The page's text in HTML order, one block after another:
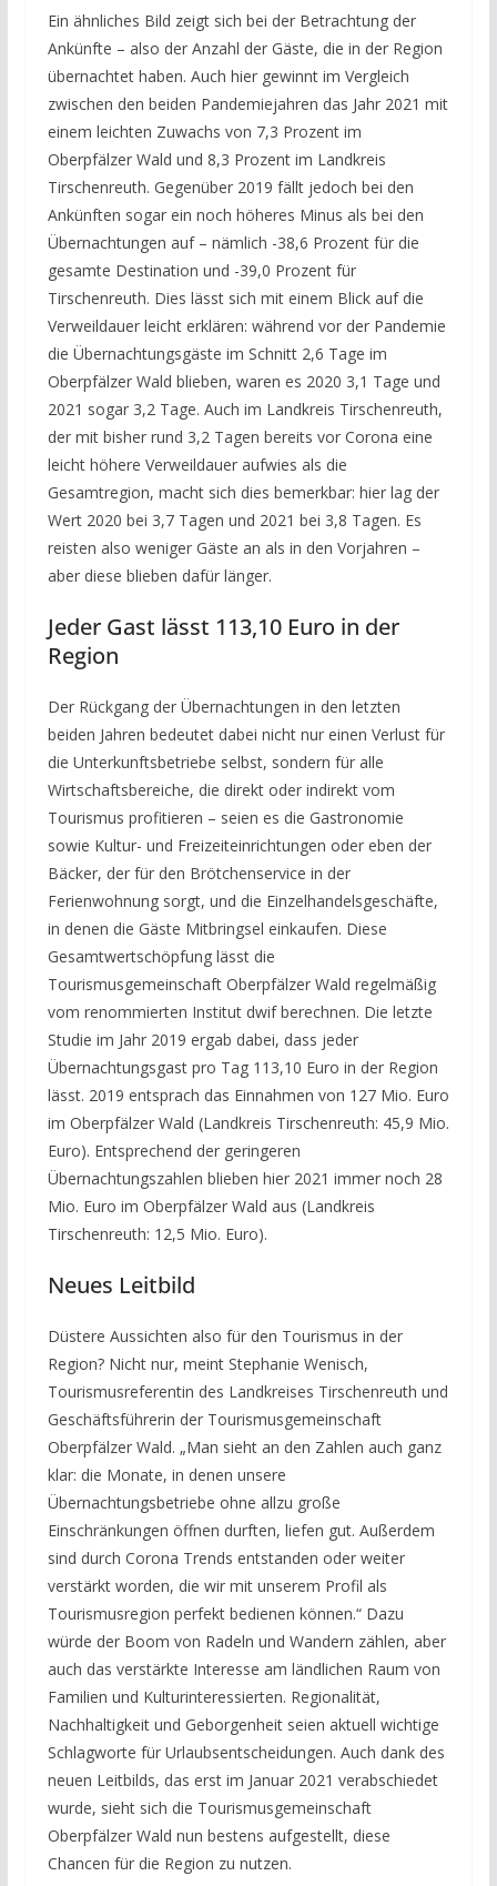
Ein ähnliches Bild zeigt sich bei der Betrachtung der
Ankünfte – also der Anzahl der Gäste, die in der Region
übernachtet haben. Auch hier gewinnt im Vergleich
zwischen den beiden Pandemiejahren das Jahr 2021 mit
einem leichten Zuwachs von 7,3 Prozent im
Oberpfälzer Wald und 8,3 Prozent im Landkreis
Tirschenreuth. Gegenüber 2019 fällt jedoch bei den
Ankünften sogar ein noch höheres Minus als bei den
Übernachtungen auf – nämlich -38,6 Prozent für die
gesamte Destination und -39,0 Prozent für
Tirschenreuth. Dies lässt sich mit einem Blick auf die
Verweildauer leicht erklären: während vor der Pandemie
die Übernachtungsgäste im Schnitt 2,6 Tage im
Oberpfälzer Wald blieben, waren es 2020 3,1 Tage und
2021 sogar 3,2 Tage. Auch im Landkreis Tirschenreuth,
der mit bisher rund 3,2 Tagen bereits vor Corona eine
leicht höhere Verweildauer aufwies als die
Gesamtregion, macht sich dies bemerkbar: hier lag der
Wert 2020 bei 3,7 Tagen und 2021 bei 3,8 Tagen. Es
reisten also weniger Gäste an als in den Vorjahren –
aber diese blieben dafür länger.
Jeder Gast lässt 113,10 Euro in der
Region
Der Rückgang der Übernachtungen in den letzten
beiden Jahren bedeutet dabei nicht nur einen Verlust für
die Unterkunftsbetriebe selbst, sondern für alle
Wirtschaftsbereiche, die direkt oder indirekt vom
Tourismus profitieren – seien es die Gastronomie
sowie Kultur- und Freizeiteinrichtungen oder eben der
Bäcker, der für den Brötchenservice in der
Ferienwohnung sorgt, und die Einzelhandelsgeschäfte,
in denen die Gäste Mitbringsel einkaufen. Diese
Gesamtwertschöpfung lässt die
Tourismusgemeinschaft Oberpfälzer Wald regelmäßig
vom renommierten Institut dwif berechnen. Die letzte
Studie im Jahr 2019 ergab dabei, dass jeder
Übernachtungsgast pro Tag 113,10 Euro in der Region
lässt. 2019 entsprach das Einnahmen von 127 Mio. Euro
im Oberpfälzer Wald (Landkreis Tirschenreuth: 45,9 Mio.
Euro). Entsprechend der geringeren
Übernachtungszahlen blieben hier 2021 immer noch 28
Mio. Euro im Oberpfälzer Wald aus (Landkreis
Tirschenreuth: 12,5 Mio. Euro).
Neues Leitbild
Düstere Aussichten also für den Tourismus in der
Region? Nicht nur, meint Stephanie Wenisch,
Tourismusreferentin des Landkreises Tirschenreuth und
Geschäftsführerin der Tourismusgemeinschaft
Oberpfälzer Wald. „Man sieht an den Zahlen auch ganz
klar: die Monate, in denen unsere
Übernachtungsbetriebe ohne allzu große
Einschränkungen öffnen durften, liefen gut. Außerdem
sind durch Corona Trends entstanden oder weiter
verstärkt worden, die wir mit unserem Profil als
Tourismusregion perfekt bedienen können.“ Dazu
würde der Boom von Radeln und Wandern zählen, aber
auch das verstärkte Interesse am ländlichen Raum von
Familien und Kulturinteressierten. Regionalität,
Nachhaltigkeit und Geborgenheit seien aktuell wichtige
Schlagworte für Urlaubsentscheidungen. Auch dank des
neuen Leitbilds, das erst im Januar 2021 verabschiedet
wurde, sieht sich die Tourismusgemeinschaft
Oberpfälzer Wald nun bestens aufgestellt, diese
Chancen für die Region zu nutzen.